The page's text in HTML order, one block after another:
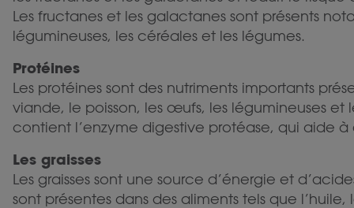
Les fructanes et les galactanes sont présents
légumineuses, les céréales et les légumes.
Protéines
Les protéines sont des nutriments importants
viande, le poisson, les œufs, les légumineuses et
contient l’enzyme digestive protéase, qui aide à
Les graisses
Les graisses sont une source d’énergie et
sont présentes dans des aliments tels que